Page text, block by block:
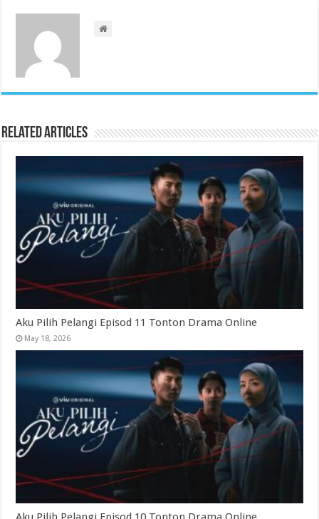
Related Articles
Aku Pilih Pelangi Episod 11 Tonton Drama Online
May 18, 2026